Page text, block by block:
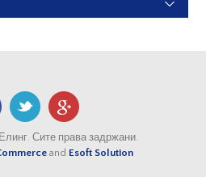
Сите права задржани.
and Esoft Solution